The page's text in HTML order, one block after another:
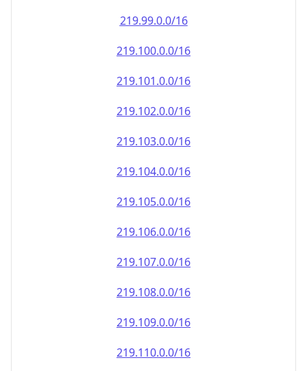
219.99.0.0/16
219.100.0.0/16
219.101.0.0/16
219.102.0.0/16
219.103.0.0/16
219.104.0.0/16
219.105.0.0/16
219.106.0.0/16
219.107.0.0/16
219.108.0.0/16
219.109.0.0/16
219.110.0.0/16